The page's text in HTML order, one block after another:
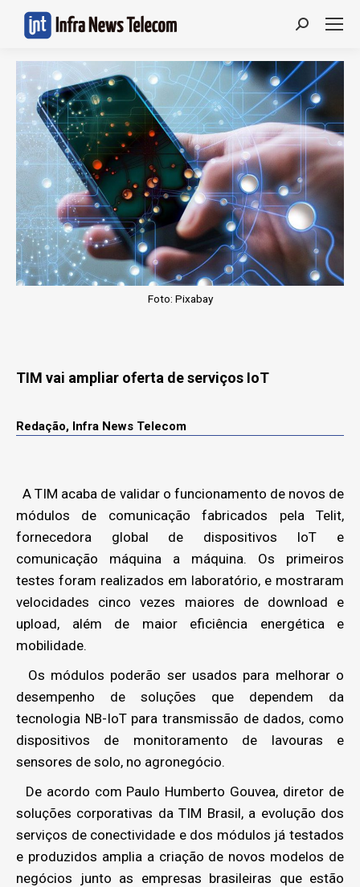
Search:
Foto: Pixabay
TIM vai ampliar oferta de serviços IoT
Redação, Infra News Telecom
A TIM acaba de validar o funcionamento de novos de
módulos de comunicação fabricados pela Telit,
fornecedora global de dispositivos IoT e
comunicação máquina a máquina. Os primeiros
testes foram realizados em laboratório, e mostraram
velocidades cinco vezes maiores de download e
upload, além de maior eficiência energética e
mobilidade.
Os módulos poderão ser usados para melhorar o
desempenho de soluções que dependem da
tecnologia NB-IoT para transmissão de dados, como
dispositivos de monitoramento de lavouras e
sensores de solo, no agronegócio.
De acordo com Paulo Humberto Gouvea, diretor de
soluções corporativas da TIM Brasil, a evolução dos
serviços de conectividade e dos módulos já testados
e produzidos amplia a criação de novos modelos de
negócios junto as empresas brasileiras que estão